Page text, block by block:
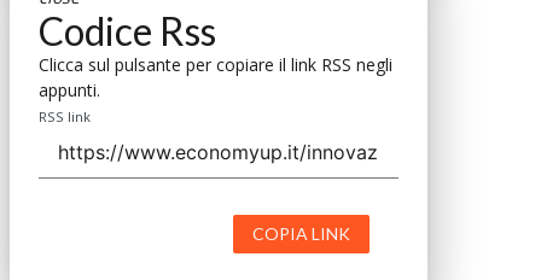
Codice Rss
Clicca sul pulsante per copiare il link RSS negli
appunti.
RSS link
COPIA LINK